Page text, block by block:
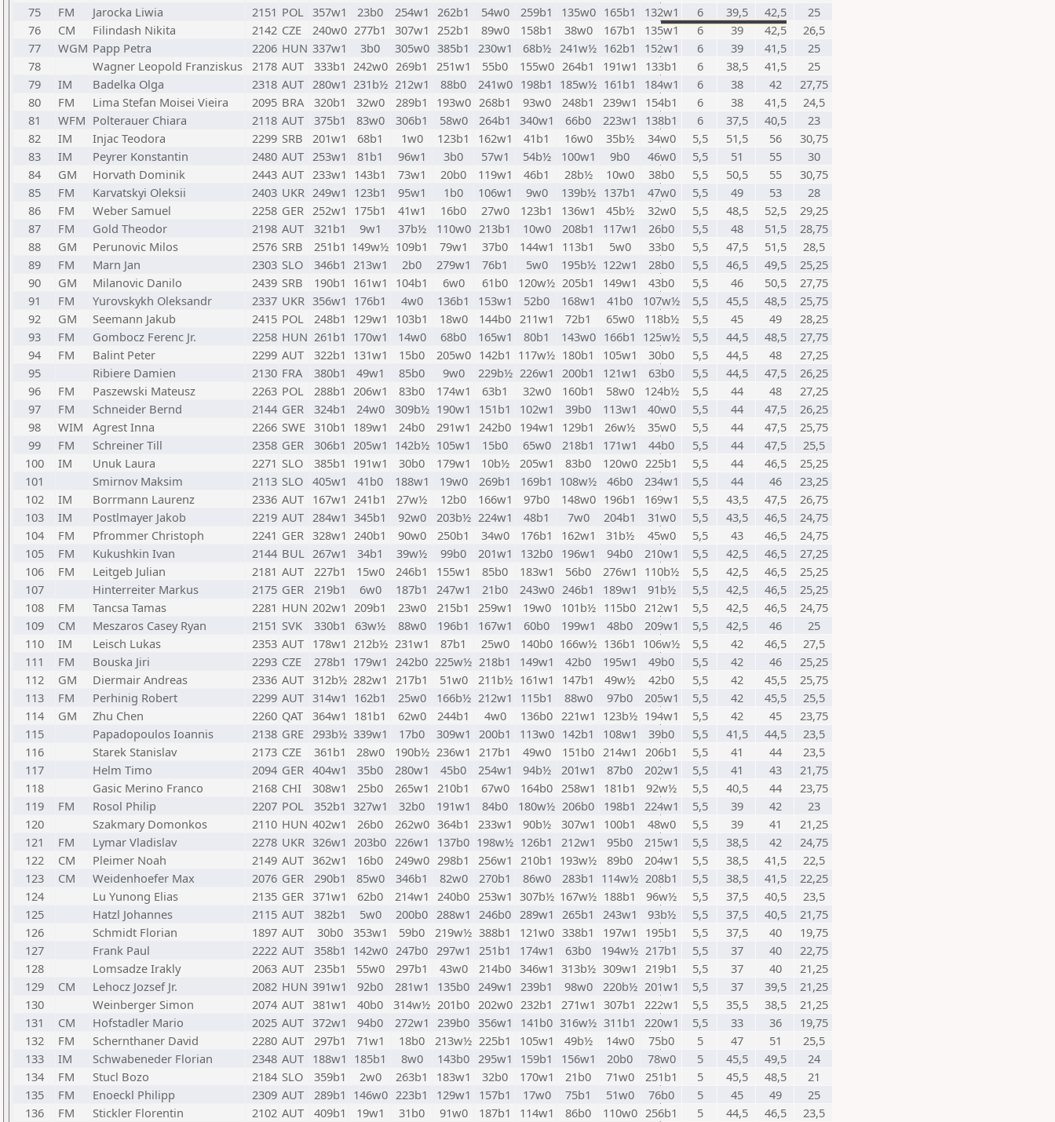
75
FM Jarocka Liwia 2151 POL 357w1 23b0 254w1 262b1 54w0 259b1 135w0 165b1 132w1 6 39,5 42,5
25
76
CM Filindash Nikita 2142 CZE 240w0 277b1 307w1 252b1 89w0 158b1 38w0 167b1 135w1 6 39 42,5
26,5
77
WGM Papp Petra 2206 HUN 337w1 3b0 305w0 385b1 230w1 68b½ 241w½ 162b1 152w1 6 39 41,5
25
78
Wagner Leopold Franziskus 2178 AUT 333b1 242w0 269b1 251w1 55b0 155w0 264b1 191w1 133b1 6 38,5 41,5
25
79
IM Badelka Olga 2318 AUT 280w1 231b½ 212w1 88b0 241w0 198b1 185w½ 161b1 184w1 6 38 42
27,75
80
FM Lima Stefan Moisei Vieira 2095 BRA 320b1 32w0 289b1 193w0 268b1 93w0 248b1 239w1 154b1 6 38 41,5
24,5
81
WFM Polterauer Chiara 2118 AUT 375b1 83w0 306b1 58w0 264b1 340w1 66b0 223w1 138b1 6 37,5 40,5
23
82
IM Injac Teodora 2299 SRB 201w1 68b1 1w0 123b1 162w1 41b1 16w0 35b½ 34w0 5,5 51,5 56
30,75
83
IM Peyrer Konstantin 2480 AUT 253w1 81b1 96w1 3b0 57w1 54b½ 100w1 9b0 46w0 5,5 51 55
30
84
GM Horvath Dominik 2443 AUT 233w1 143b1 73w1 20b0 119w1 46b1 28b½ 10w0 38b0 5,5 50,5 55
30,75
85
FM Karvatskyi Oleksii 2403 UKR 249w1 123b1 95w1 1b0 106w1 9w0 139b½ 137b1 47w0 5,5 49 53
28
86
FM Weber Samuel 2258 GER 252w1 175b1 41w1 16b0 27w0 123b1 136w1 45b½ 32w0 5,5 48,5 52,5
29,25
87
FM Gold Theodor 2198 AUT 321b1 9w1 37b½ 110w0 213b1 10w0 208b1 117w1 26b0 5,5 48 51,5
28,75
88
GM Perunovic Milos 2576 SRB 251b1 149w½ 109b1 79w1 37b0 144w1 113b1 5w0 33b0 5,5 47,5 51,5
28,5
89
FM Marn Jan 2303 SLO 346b1 213w1 2b0 279w1 76b1 5w0 195b½ 122w1 28b0 5,5 46,5 49,5
25,25
90
GM Milanovic Danilo 2439 SRB 190b1 161w1 104b1 6w0 61b0 120w½ 205b1 149w1 43b0 5,5 46 50,5
27,75
91
FM Yurovskykh Oleksandr 2337 UKR 356w1 176b1 4w0 136b1 153w1 52b0 168w1 41b0 107w½ 5,5 45,5 48,5
25,75
92
GM Seemann Jakub 2415 POL 248b1 129w1 103b1 18w0 144b0 211w1 72b1 65w0 118b½ 5,5 45 49
28,25
93
FM Gombocz Ferenc Jr. 2258 HUN 261b1 170w1 14w0 68b0 165w1 80b1 143w0 166b1 125w½ 5,5 44,5 48,5
27,75
94
FM Balint Peter 2299 AUT 322b1 131w1 15b0 205w0 142b1 117w½ 180b1 105w1 30b0 5,5 44,5 48
27,25
95
Ribiere Damien 2130 FRA 380b1 49w1 85b0 9w0 229b½ 226w1 200b1 121w1 63b0 5,5 44,5 47,5
26,25
96
FM Paszewski Mateusz 2263 POL 288b1 206w1 83b0 174w1 63b1 32w0 160b1 58w0 124b½ 5,5 44 48
27,25
97
FM Schneider Bernd 2144 GER 324b1 24w0 309b½ 190w1 151b1 102w1 39b0 113w1 40w0 5,5 44 47,5
26,25
98
WIM Agrest Inna 2266 SWE 310b1 189w1 24b0 291w1 242b0 194w1 129b1 26w½ 35w0 5,5 44 47,5
25,75
99
FM Schreiner Till 2358 GER 306b1 205w1 142b½ 105w1 15b0 65w0 218b1 171w1 44b0 5,5 44 47,5
25,5
100
IM Unuk Laura 2271 SLO 385b1 191w1 30b0 179w1 10b½ 205w1 83b0 120w0 225b1 5,5 44 46,5
25,25
101
Smirnov Maksim 2113 SLO 405w1 41b0 188w1 19w0 269b1 169b1 108w½ 46b0 234w1 5,5 44 46
23,25
102
IM Borrmann Laurenz 2336 AUT 167w1 241b1 27w½ 12b0 166w1 97b0 148w0 196b1 169w1 5,5 43,5 47,5
26,75
103
IM Postlmayer Jakob 2219 AUT 284w1 345b1 92w0 203b½ 224w1 48b1 7w0 204b1 31w0 5,5 43,5 46,5
24,75
104
FM Pfrommer Christoph 2241 GER 328w1 240b1 90w0 250b1 34w0 176b1 162w1 31b½ 45w0 5,5 43 46,5
24,75
105
FM Kukushkin Ivan 2144 BUL 267w1 34b1 39w½ 99b0 201w1 132b0 196w1 94b0 210w1 5,5 42,5 46,5
27,25
106
FM Leitgeb Julian 2181 AUT 227b1 15w0 246b1 155w1 85b0 183w1 56b0 276w1 110b½ 5,5 42,5 46,5
25,25
107
Hinterreiter Markus 2175 GER 219b1 6w0 187b1 247w1 21b0 243w0 246b1 189w1 91b½ 5,5 42,5 46,5
25,25
108
FM Tancsa Tamas 2281 HUN 202w1 209b1 23w0 215b1 259w1 19w0 101b½ 115b0 212w1 5,5 42,5 46,5
24,75
109
CM Meszaros Casey Ryan 2151 SVK 330b1 63w½ 88w0 196b1 167w1 60b0 199w1 48b0 209w1 5,5 42,5 46
25
110
IM Leisch Lukas 2353 AUT 178w1 212b½ 231w1 87b1 25w0 140b0 166w½ 136b1 106w½ 5,5 42 46,5
27,5
111
FM Bouska Jiri 2293 CZE 278b1 179w1 242b0 225w½ 218b1 149w1 42b0 195w1 49b0 5,5 42 46
25,25
112
GM Diermair Andreas 2336 AUT 312b½ 282w1 217b1 51w0 211b½ 161w1 147b1 49w½ 42b0 5,5 42 45,5
25,75
113
FM Perhinig Robert 2299 AUT 314w1 162b1 25w0 166b½ 212w1 115b1 88w0 97b0 205w1 5,5 42 45,5
25,5
114
GM Zhu Chen 2260 QAT 364w1 181b1 62w0 244b1 4w0 136b0 221w1 123b½ 194w1 5,5 42 45
23,75
115
Papadopoulos Ioannis 2138 GRE 293b½ 339w1 17b0 309w1 200b1 113w0 142b1 108w1 39b0 5,5 41,5 44,5
23,5
116
Starek Stanislav 2173 CZE 361b1 28w0 190b½ 236w1 217b1 49w0 151b0 214w1 206b1 5,5 41 44
23,5
117
Helm Timo 2094 GER 404w1 35b0 280w1 45b0 254w1 94b½ 201w1 87b0 202w1 5,5 41 43
21,75
118
Gasic Merino Franco 2168 CHI 308w1 25b0 265w1 210b1 67w0 164b0 258w1 181b1 92w½ 5,5 40,5 44
23,75
119
FM Rosol Philip 2207 POL 352b1 327w1 32b0 191w1 84b0 180w½ 206b0 198b1 224w1 5,5 39 42
23
120
Szakmary Domonkos 2110 HUN 402w1 26b0 262w0 364b1 233w1 90b½ 307w1 100b1 48w0 5,5 39 41
21,25
121
FM Lymar Vladislav 2278 UKR 326w1 203b0 226w1 137b0 198w½ 126b1 212w1 95b0 215w1 5,5 38,5 42
24,75
122
CM Pleimer Noah 2149 AUT 362w1 16b0 249w0 298b1 256w1 210b1 193w½ 89b0 204w1 5,5 38,5 41,5
22,5
123
CM Weidenhoefer Max 2076 GER 290b1 85w0 346b1 82w0 270b1 86w0 283b1 114w½ 208b1 5,5 38,5 41,5
22,25
124
Lu Yunong Elias 2135 GER 371w1 62b0 214w1 240b0 253w1 307b½ 167w½ 188b1 96w½ 5,5 37,5 40,5
23,5
125
Hatzl Johannes 2115 AUT 382b1 5w0 200b0 288w1 246b0 289w1 265b1 243w1 93b½ 5,5 37,5 40,5
21,75
126
Schmidt Florian 1897 AUT 30b0 353w1 59b0 219w½ 388b1 121w0 338b1 197w1 195b1 5,5 37,5 40
19,75
127
Frank Paul 2222 AUT 358b1 142w0 247b0 297w1 251b1 174w1 63b0 194w½ 217b1 5,5 37 40
22,75
128
Lomsadze Irakly 2063 AUT 235b1 55w0 297b1 43w0 214b0 346w1 313b½ 309w1 219b1 5,5 37 40
21,25
129
CM Lehocz Jozsef Jr. 2082 HUN 391w1 92b0 281w1 135b0 249w1 239b1 98w0 220b½ 201w1 5,5 37 39,5
21,25
130
Weinberger Simon 2074 AUT 381w1 40b0 314w½ 201b0 202w0 232b1 271w1 307b1 222w1 5,5 35,5 38,5
21,25
131
CM Hofstadler Mario 2025 AUT 372w1 94b0 272w1 239b0 356w1 141b0 316w½ 311b1 220w1 5,5 33 36
19,75
132
FM Schernthaner David 2280 AUT 297b1 71w1 18b0 213w½ 225b1 105w1 49b½ 14w0 75b0 5 47 51
25,5
133
IM Schwabeneder Florian 2348 AUT 188w1 185b1 8w0 143b0 295w1 159b1 156w1 20b0 78w0 5 45,5 49,5
24
134
FM Stucl Bozo 2184 SLO 359b1 2w0 263b1 183w1 32b0 170w1 21b0 71w0 251b1 5 45,5 48,5
21
135
FM Enoeckl Philipp 2309 AUT 289b1 146w0 223b1 129w1 157b1 17w0 75b1 51w0 76b0 5 45 49
25
136
FM Stickler Florentin 2102 AUT 409b1 19w1 31b0 91w0 187b1 114w1 86b0 110w0 256b1 5 44,5 46,5 23,5